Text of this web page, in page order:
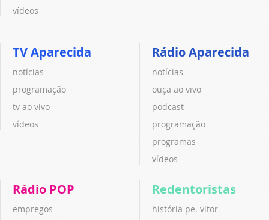
vídeos
TV Aparecida
notícias
programação
tv ao vivo
vídeos
Rádio Aparecida
notícias
ouça ao vivo
podcast
programação
programas
vídeos
Rádio POP
empregos
Redentoristas
história pe. vitor